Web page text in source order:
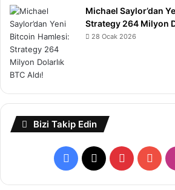
Michael Saylor’dan
Strategy 264 Milyon
28 Ocak 2026
Bizi Takip Edin
Facebook
X Pinterest